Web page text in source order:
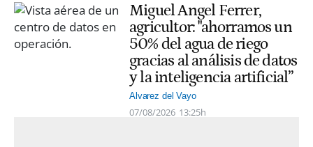
Miguel Angel Ferrer,
agricultor: "ahorramos un
50% del agua de riego
gracias al análisis de datos
y la inteligencia artificial”
Alvarez del Vayo
07/08/2026 13:25h